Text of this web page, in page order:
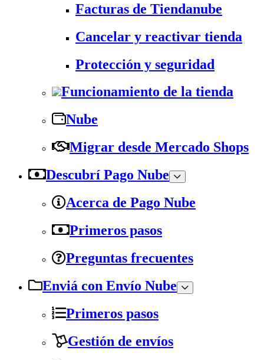
Facturas de Tiendanube
Cancelar y reactivar tienda
Protección y seguridad
Funcionamiento de la tienda
Nube
Migrar desde Mercado Shops
Descubrí Pago Nube
Acerca de Pago Nube
Primeros pasos
Preguntas frecuentes
Enviá con Envío Nube
Primeros pasos
Gestión de envíos